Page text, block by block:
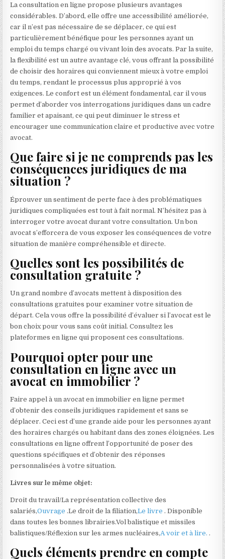
La consultation en ligne propose plusieurs avantages
considérables. D’abord, elle offre une accessibilité améliorée,
car il n’est pas nécessaire de se déplacer, ce qui est
particulièrement bénéfique pour les personnes ayant un
emploi du temps chargé ou vivant loin des avocats. Par la suite,
la flexibilité est un autre avantage clé, vous offrant la possibilité
de choisir des horaires qui conviennent mieux à votre emploi
du temps, rendant le processus plus approprié à vos
exigences. Le confort est un élément fondamental, car il vous
permet d’aborder vos interrogations juridiques dans un cadre
familier et apaisant, ce qui peut diminuer le stress et
encourager une communication claire et productive avec votre
avocat.
Que faire si je ne comprends pas les
conséquences juridiques de ma
situation ?
Éprouver un sentiment de perte face à des problématiques
juridiques compliquées est tout à fait normal. N’hésitez pas à
interroger votre avocat durant votre consultation. Un bon
avocat s’efforcera de vous exposer les conséquences de votre
situation de manière compréhensible et directe.
Quelles sont les possibilités de
consultation gratuite ?
Un grand nombre d’avocats mettent à disposition des
consultations gratuites pour examiner votre situation de
départ. Cela vous offre la possibilité d’évaluer si l’avocat est le
bon choix pour vous sans coût initial. Consultez les
plateformes en ligne qui proposent ces consultations.
Pourquoi opter pour une
consultation en ligne avec un
avocat en immobilier ?
Faire appel à un avocat en immobilier en ligne permet
d’obtenir des conseils juridiques rapidement et sans se
déplacer. Ceci est d’une grande aide pour les personnes ayant
des horaires chargés ou habitant dans des zones éloignées. Les
consultations en ligne offrent l’opportunité de poser des
questions spécifiques et d’obtenir des réponses
personnalisées à votre situation.
Livres sur le même objet:
Droit du travail/La représentation collective des
salariés,Ouvrage.Le droit de la filiation,Le livre. Disponible
dans toutes les bonnes librairies.Vol balistique et missiles
balistiques/Réflexion sur les armes nucléaires,A voir et à lire..
Quels éléments prendre en compte